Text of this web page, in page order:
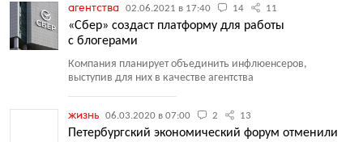
агентства 02.06.2021 в 17:40 14 11
«Сбер» создаст платформу для работы
с блогерами
Компания планирует объединить инфлюенсеров,
выступив для них в качестве агентства
жизнь 06.03.2020 в 07:00 2 13
Петербургский экономический форум отменили